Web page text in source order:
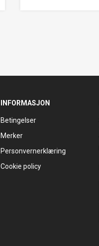
INFORMASJON
Betingelser
Merker
Personvernerklæring
Cookie policy